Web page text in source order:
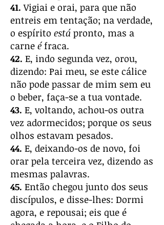
41. Vigiai e orai, para que não
entreis em tentação; na verdade,
o espírito está pronto, mas a
carne éfraca.
42. E, indo segunda vez, orou,
dizendo: Pai meu, se este cálice
não pode passar de mim sem eu
o beber, faça-se a tua vontade.
43. E, voltando, achou-os outra
vez adormecidos; porque os seus
olhos estavam pesados.
44. E, deixando-os de novo, foi
orar pela terceira vez, dizendo as
mesmas palavras.
45. Então chegou junto dos seus
discípulos, e disse-lhes: Dormi
agora, e repousai; eis que é